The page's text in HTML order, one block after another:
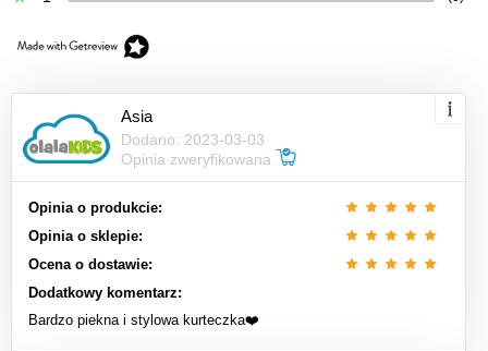
Asia
Dodano: 2023-03-03
Opinia zweryfikowana
Opinia o produkcie:
Opinia o sklepie:
Ocena o dostawie:
Dodatkowy komentarz:
Bardzo piekna i stylowa kurteczka❤️